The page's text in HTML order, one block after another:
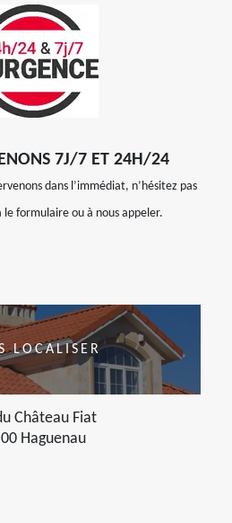
7J/7 ET 24H/24
dans l’immédiat, n’hésitez pas
formulaire ou à nous appeler.
LOCALISER
Château Fiat
Haguenau